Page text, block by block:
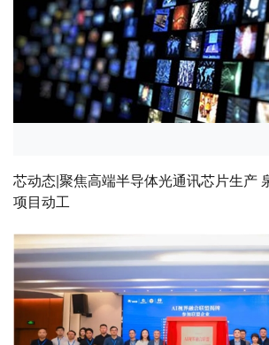
芯动态|聚焦高端半导体光通讯芯片生产
项目动工